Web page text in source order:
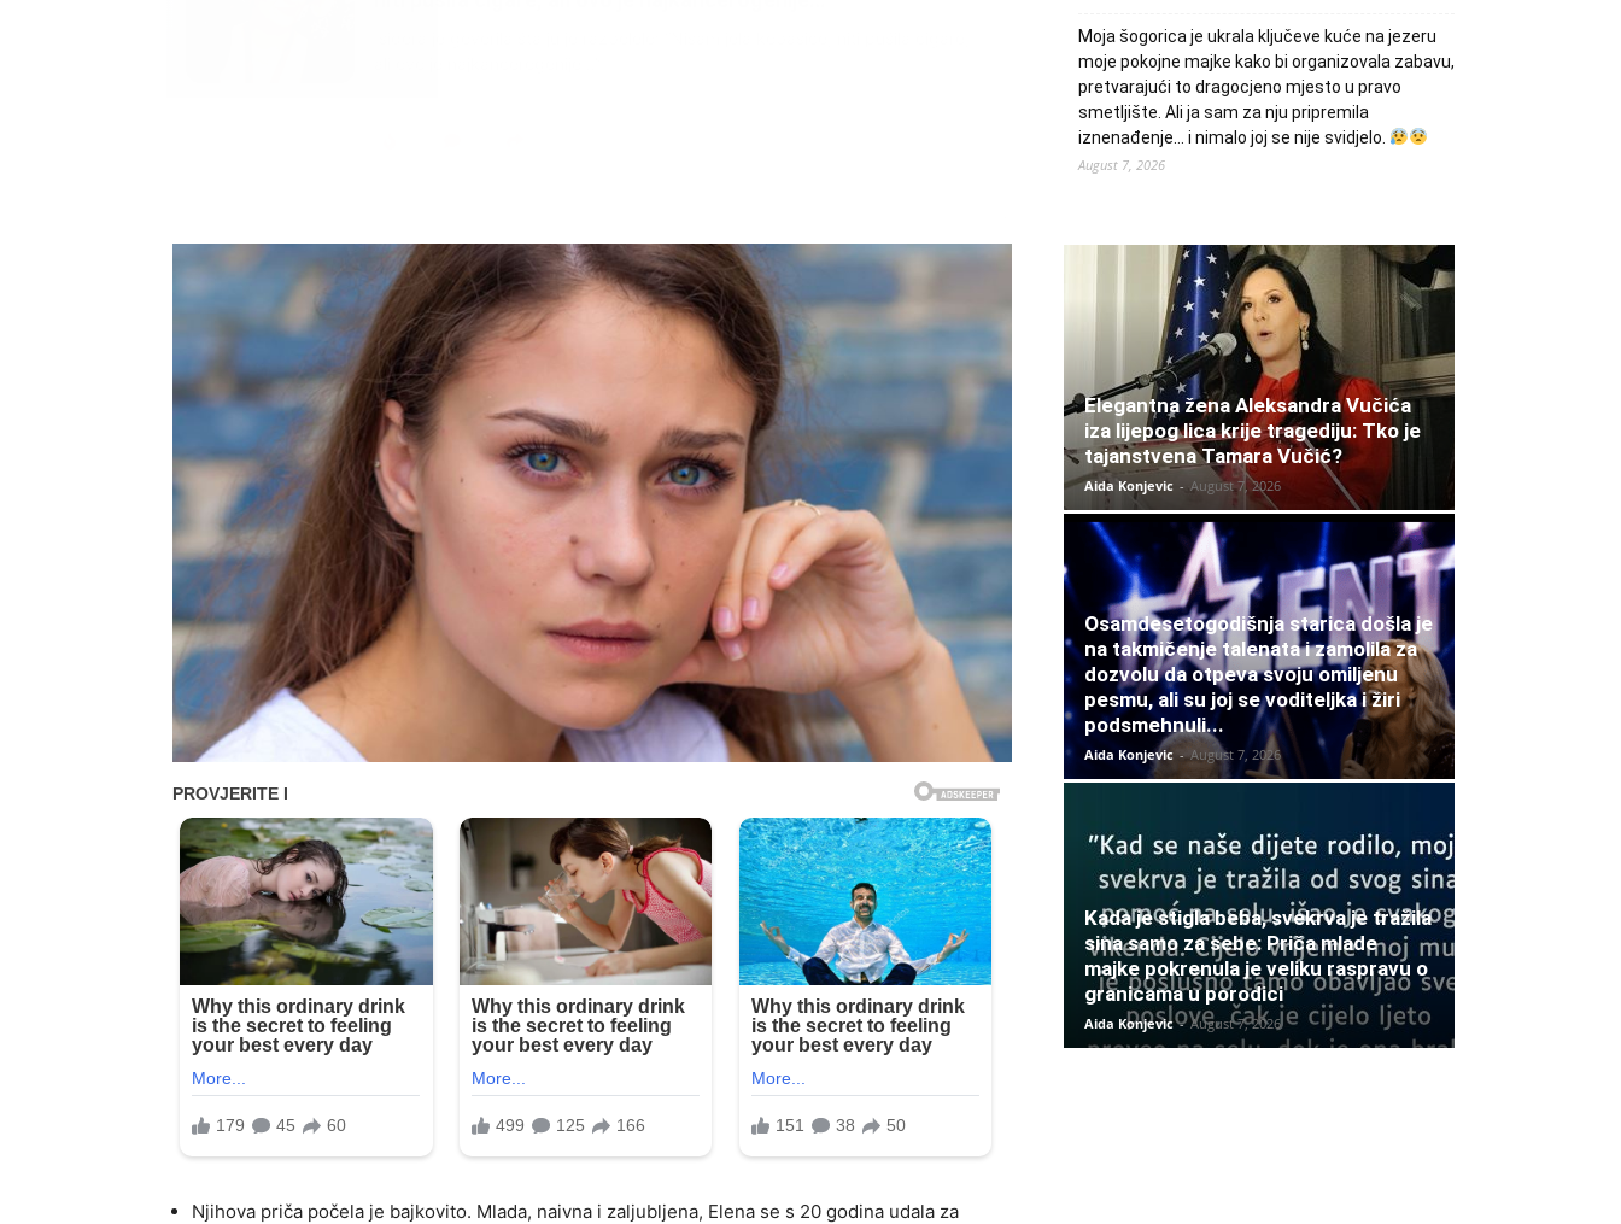
Njihova priča počela je bajkovito. Mlada, naivna i zaljubljena, Elena se s 20 godina udala za
Moja šogorica je ukrala ključeve kuće na jezeru
moje pokojne majke kako bi organizovala zabavu,
pretvarajući to dragocjeno mjesto u pravo
smetljište. Ali ja sam za nju pripremila
iznenađenje… i nimalo joj se nije svidjelo.
August 7, 2026
Elegantna žena Aleksandra Vučića
iza lijepog lica krije tragediju: Tko je
tajanstvena Tamara Vučić?
Aida Konjevic - August 7, 2026
Osamdesetogodišnja starica došla je
na takmičenje talenata i zamolila za
dozvolu da otpeva svoju omiljenu
pesmu, ali su joj se voditeljka i žiri
podsmehnuli...
Aida Konjevic - August 7, 2026
Kada je stigla beba, svekrva je tražila
sina samo za sebe: Priča mlade
majke pokrenula je veliku raspravu o
granicama u porodici
Aida Konjevic - August 7, 2026